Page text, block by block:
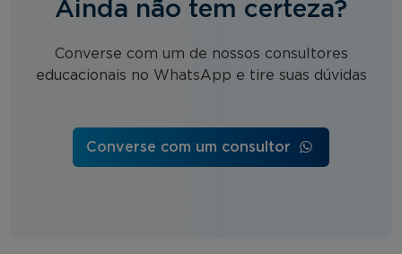
Ainda não tem certeza?
Converse com um de nossos consultores
educacionais no WhatsApp e tire suas dúvidas
Converse com um consultor